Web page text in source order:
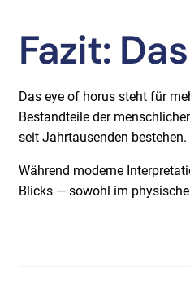
Fazit:
Das eye of horus steht für
Bestandteile der
seit Jahrtausenden bestehen.
Während moderne
Blicks — sowohl im